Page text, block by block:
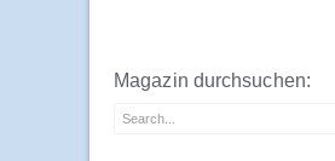
Magazin durchsuchen: